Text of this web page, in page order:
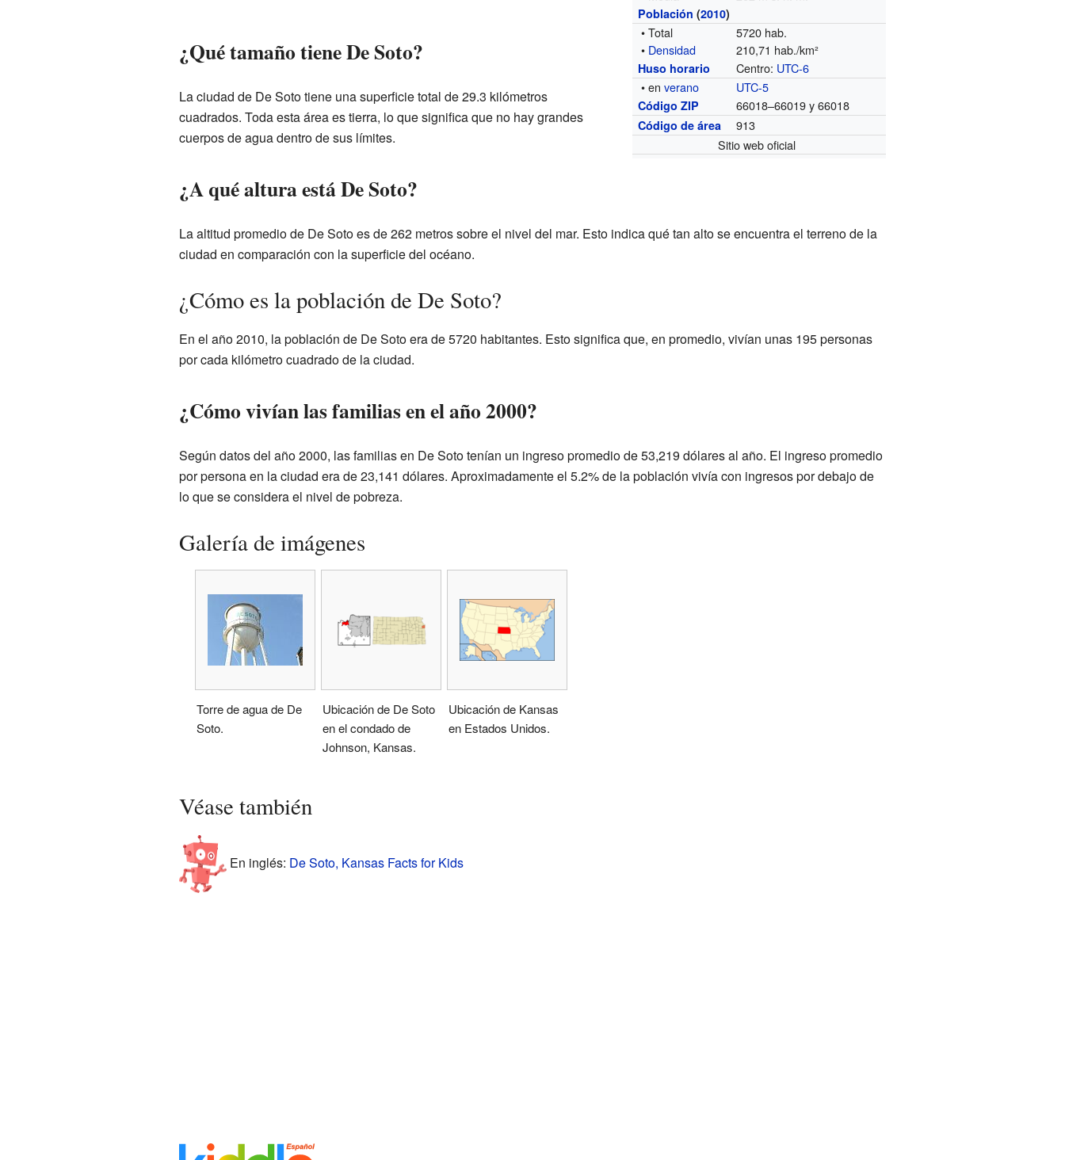
Población (2010)
• Total
5720 hab.
• Densidad 210,71 hab./km²
Huso horario Centro: UTC-6
• enverano UTC-5
Código ZIP 66018–66019 y 66018
Código de área
913
Sitio web oficial
¿Qué tamaño tiene De Soto?
La ciudad de De Soto tiene una superficie total de 29.3 kilómetros
cuadrados. Toda esta área es tierra, lo que significa que no hay grandes
cuerpos de agua dentro de sus límites.
¿A qué altura está De Soto?
La altitud promedio de De Soto es de 262 metros sobre el nivel del mar. Esto indica qué tan alto se encuentra el terreno de la
ciudad en comparación con la superficie del océano.
¿Cómo es la población de De Soto?
En el año 2010, la población de De Soto era de 5720 habitantes. Esto significa que, en promedio, vivían unas 195 personas
por cada kilómetro cuadrado de la ciudad.
¿Cómo vivían las familias en el año 2000?
Según datos del año 2000, las familias en De Soto tenían un ingreso promedio de 53,219 dólares al año. El ingreso promedio
por persona en la ciudad era de 23,141 dólares. Aproximadamente el 5.2% de la población vivía con ingresos por debajo de
lo que se considera el nivel de pobreza.
Galería de imágenes
Torre de agua de De
Soto.
Ubicación de De Soto
en el condado de
Johnson, Kansas.
Ubicación de Kansas
en Estados Unidos.
Véase también
En inglés: De Soto, Kansas Facts for Kids